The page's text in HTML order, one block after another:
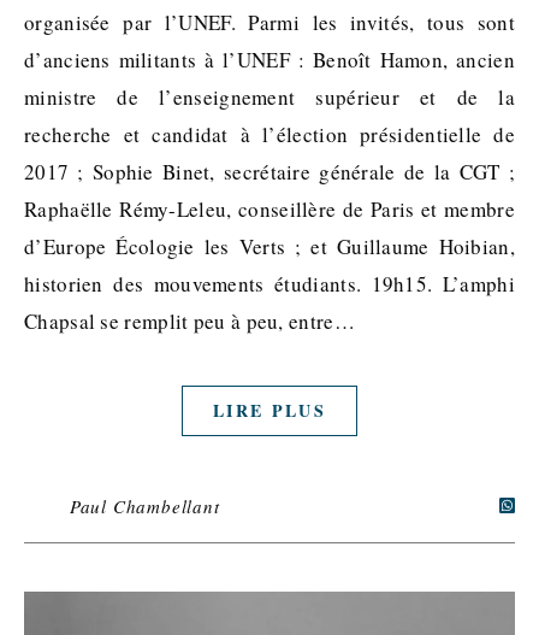
organisée par l’UNEF. Parmi les invités, tous sont
d’anciens militants à l’UNEF : Benoît Hamon, ancien
ministre de l’enseignement supérieur et de la
recherche et candidat à l’élection présidentielle de
2017 ; Sophie Binet, secrétaire générale de la CGT ;
Raphaëlle Rémy-Leleu, conseillère de Paris et membre
d’Europe Écologie les Verts ; et Guillaume Hoibian,
historien des mouvements étudiants. 19h15. L’amphi
Chapsal se remplit peu à peu, entre…
LIRE PLUS
Paul Chambellant